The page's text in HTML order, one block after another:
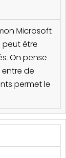
Microsoft
peut être
On pense
de
permet le